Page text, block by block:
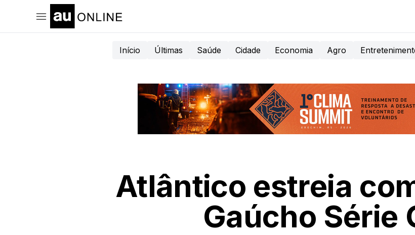
Início Últimas Saúde Cidade Economia Agro
Atlântico estreia
Gaúcho Série